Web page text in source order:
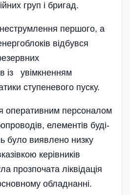
груп і бригад.
першого, а
відбувся
із увімкненням
ступеневого пуску.
оперативним персоналом
елементів буді­
було виявлено низку
керівників
прозпочата ліквідація
обладнанні.